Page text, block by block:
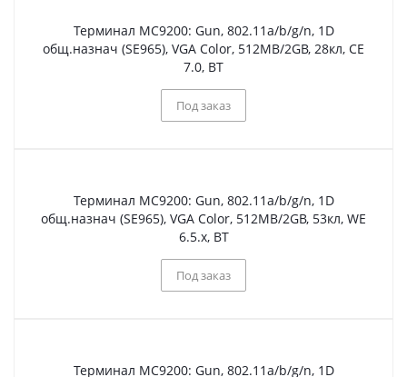
Терминал МС9200: Gun, 802.11a/b/g/n, 1D
общ.назнач (SE965), VGA Color, 512MB/2GB, 28кл, CE
7.0, BT
Под заказ
Терминал МС9200: Gun, 802.11a/b/g/n, 1D
общ.назнач (SE965), VGA Color, 512MB/2GB, 53кл, WE
6.5.x, BT
Под заказ
Терминал МС9200: Gun, 802.11a/b/g/n, 1D